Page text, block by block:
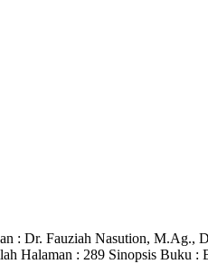
: Dr. Fauziah Nasution, M.Ag.,
Halaman : 289 Sinopsis Buku